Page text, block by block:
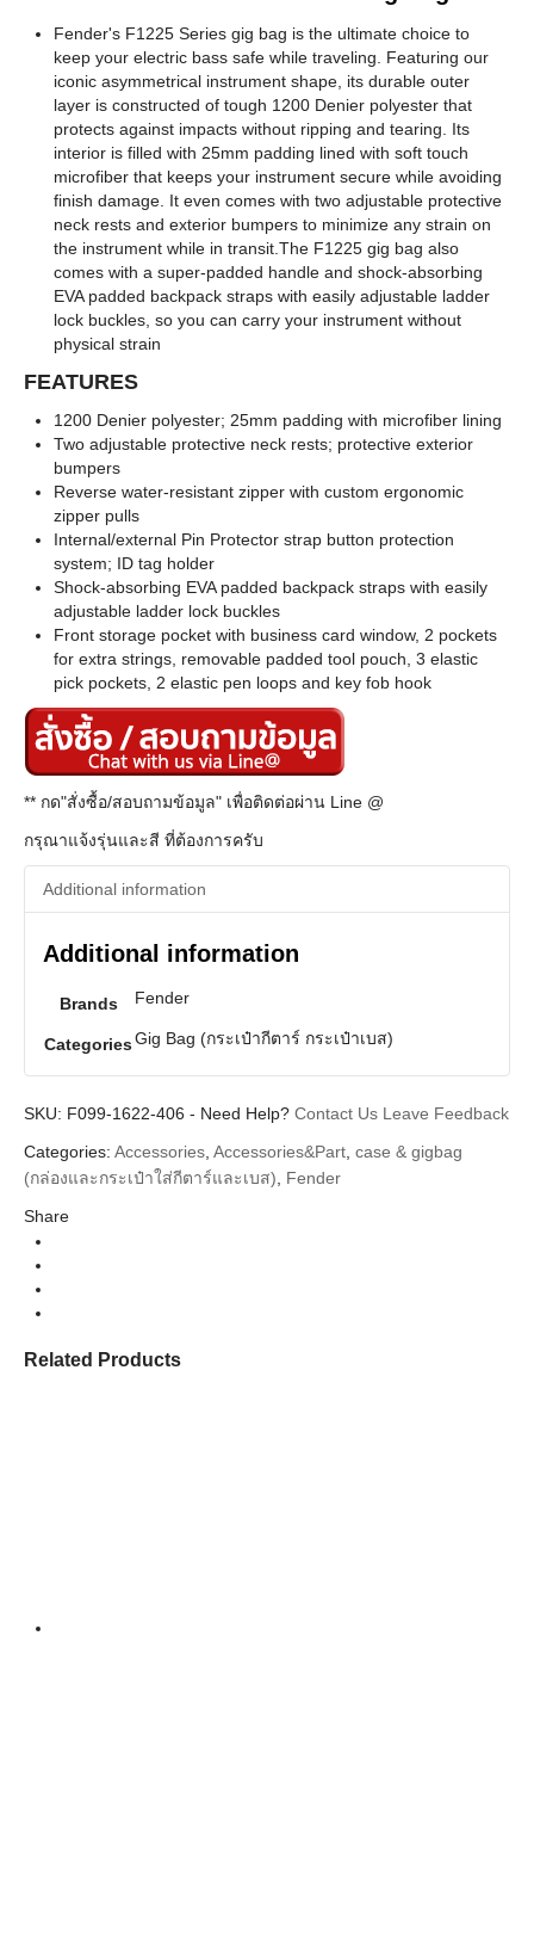
Fender's F1225 Series gig bag is the ultimate choice to
keep your electric bass safe while traveling. Featuring our
iconic asymmetrical instrument shape, its durable outer
layer is constructed of tough 1200 Denier polyester that
protects against impacts without ripping and tearing. Its
interior is filled with 25mm padding lined with soft touch
microfiber that keeps your instrument secure while avoiding
finish damage. It even comes with two adjustable protective
neck rests and exterior bumpers to minimize any strain on
the instrument while in transit.The F1225 gig bag also
comes with a super-padded handle and shock-absorbing
EVA padded backpack straps with easily adjustable ladder
lock buckles, so you can carry your instrument without
physical strain
FEATURES
1200 Denier polyester; 25mm padding with microfiber lining
Two adjustable protective neck rests; protective exterior
bumpers
Reverse water-resistant zipper with custom ergonomic
zipper pulls
Internal/external Pin Protector strap button protection
system; ID tag holder
Shock-absorbing EVA padded backpack straps with easily
adjustable ladder lock buckles
Front storage pocket with business card window, 2 pockets
for extra strings, removable padded tool pouch, 3 elastic
pick pockets, 2 elastic pen loops and key fob hook
** กด"สั่งซื้อ/สอบถามข้อมูล" เพื่อติดต่อผ่าน Line @
กรุณาแจ้งรุ่นและสี ที่ต้องการครับ
Additional information
Additional information
Brands Fender
CategoriesGig Bag (กระเป๋ากีตาร์ กระเป๋าเบส)
SKU: F099-1622-406 - Need Help? Contact Us Leave Feedback
Categories: Accessories Accessories&Part case & gigbag
(กล่องและกระเป๋าใส่กีตาร์และเบส)
Fender
Share
Related Products